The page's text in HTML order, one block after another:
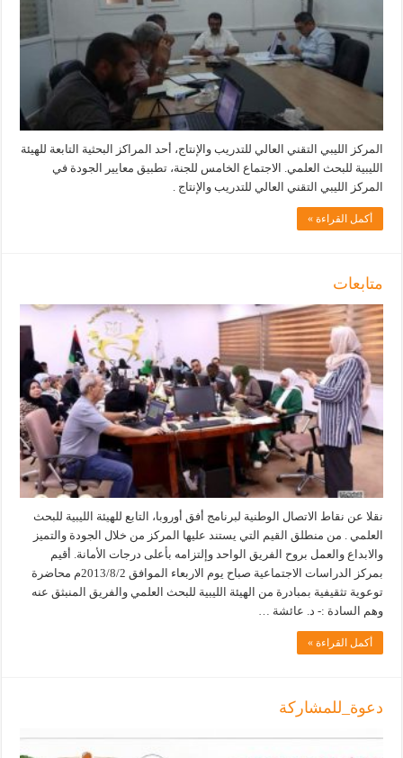
المركز الليبي التقني العالي للتدريب والإنتاج، أحد المراكز البحثية التابعة للهيئة
الليبية للبحث العلمي. الاجتماع الخامس للجنة، تطبيق معايير الجودة في
المركز الليبي التقني العالي للتدريب والإنتاج .
أكمل القراءة »
متابعات
نقلا عن نقاط الاتصال الوطنية لبرنامج أفق أوروبا، التابع للهيئة الليبية للبحث
العلمي . من منطلق القيم التي يستند عليها المركز من خلال الجودة والتميز
والابداع والعمل بروح الفريق الواحد وإلتزامه بأعلى درجات الأمانة. أقيم
بمركز الدراسات الاجتماعية صباح يوم الاربعاء الموافق 2013/8/2م محاضرة
توعوية تثقيفية بمبادرة من الهيئة الليبية للبحث العلمي والفريق المنبثق عنه
وهم السادة :- د. عائشة …
أكمل القراءة »
دعوة_للمشاركة